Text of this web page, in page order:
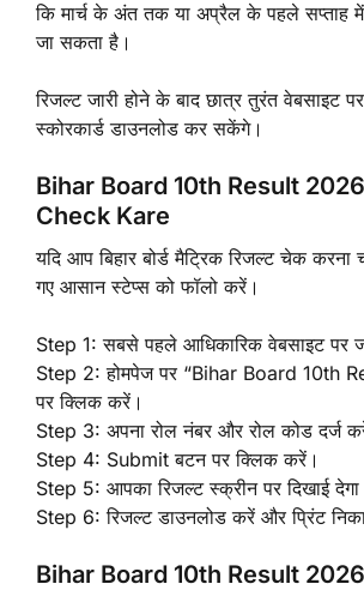
कि मार्च के अंत तक या अप्रैल के पहले सप्ताह में
जा सकता है।
रिजल्ट जारी होने के बाद छात्र तुरंत वेबसाइट
स्कोरकार्ड डाउनलोड कर सकेंगे।
Bihar Board 10th Result
Check Kare
यदि आप बिहार बोर्ड मैट्रिक रिजल्ट चेक करना
गए आसान स्टेप्स को फॉलो करें।
Step 1: सबसे पहले आधिकारिक वेबसाइट पर
Step 2: होमपेज पर “Bihar Board 10th
पर क्लिक करें।
Step 3: अपना रोल नंबर और रोल कोड दर्ज
Step 4: Submit बटन पर क्लिक करें।
Step 5: आपका रिजल्ट स्क्रीन पर दिखाई
Step 6: रिजल्ट डाउनलोड करें और प्रिंट
Bihar Board 10th Result